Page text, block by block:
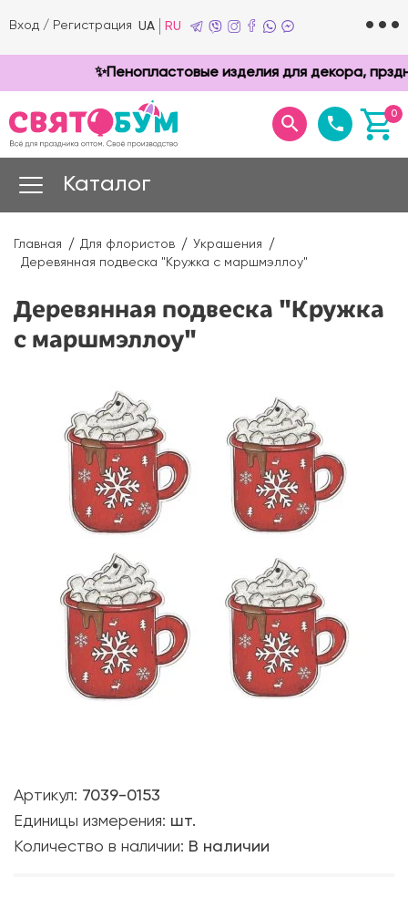
Вход / Регистрация UA RU
✨Пенопластовые изделия для декора,
0
Каталог
Главная Для флористов
Украшения
Деревянная подвеска "Кружка с маршмэллоу"
Деревянная подвеска "Кружка
с маршмэллоу"
Артикул: 7039-0153
Единицы измерения: шт.
Количество в наличии: В наличии